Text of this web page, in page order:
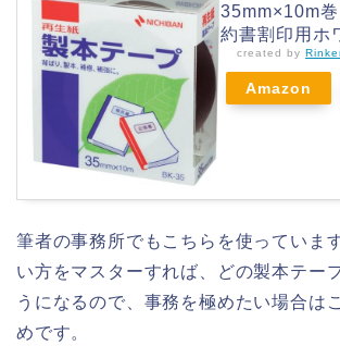
35mm×10m
約書割印用ホ
created by
Amazon
筆者の事務所でもこちらを使っていま
い方をマスターすれば、どの製本テー
うになるので、事務を極めたい場合は
めです。